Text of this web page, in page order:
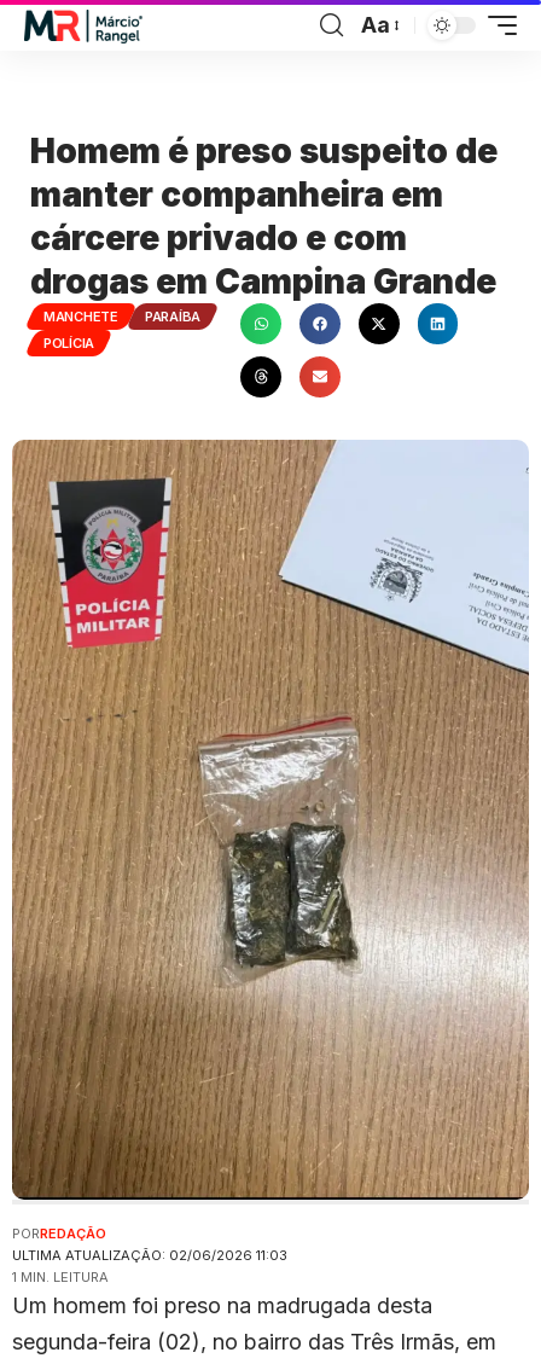
Aa
Homem é preso suspeito de
manter companheira em
cárcere privado e com
drogas em Campina Grande
MANCHETE
PARAÍBA
POLÍCIA
ULTIMA ATUALIZAÇÃO: 02/06/2026 11:03
PORREDAÇÃO
1 MIN. LEITURA
Um homem foi preso na madrugada desta
segunda-feira (02), no bairro das Três Irmãs, em